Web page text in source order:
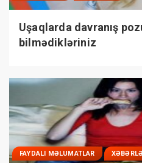
Uşaqlarda davranış
bilmədikləriniz
FAYDALI MƏLUMATLAR